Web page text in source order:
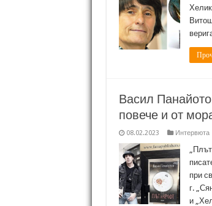
Васил
повече и от
08.02.2023 Интервюта
при
г.
и